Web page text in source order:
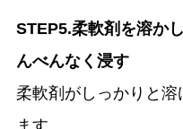
STEP5.柔軟剤を溶か
んべんなく浸す
柔軟剤がしっかりと